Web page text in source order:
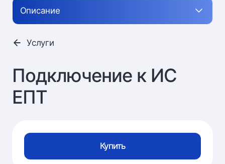
Описание
Услуги
Подключение к ИС
ЕПТ
Купить